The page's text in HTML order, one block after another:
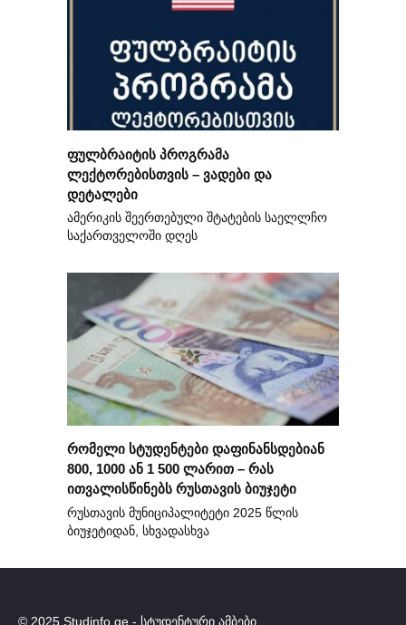
ფულბრაიტის პროგრამა
ლექტორებისთვის – ვადები და
დეტალები
ამერიკის შეერთებული შტატების საელლჩო
საქართველოში დღეს
რომელი სტუდენტები დაფინანსდებიან
800, 1000 ან 1 500 ლარით – რას
ითვალისწინებს რუსთავის ბიუჯეტი
რუსთავის მუნიციპალიტეტი 2025 წლის
ბიუჯეტიდან, სხვადასხვა
© 2025 Studinfo.ge - სტუდენტური ამბები